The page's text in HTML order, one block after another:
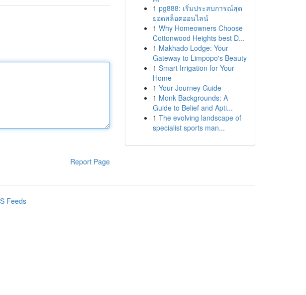
Report Page
1 pg888: เริ่มประสบการณ์สุด
ยอดสล็อตออนไลน์
1 Why Homeowners Choose
Cottonwood Heights best D...
1 Makhado Lodge: Your
Gateway to Limpopo's Beauty
1 Smart Irrigation for Your
Home
1 Your Journey Guide
1 Monk Backgrounds: A
Guide to Belief and Apti...
1 The evolving landscape of
specialist sports man...
Feeds